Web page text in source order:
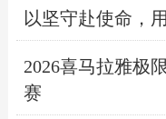
以坚守赴使命，
2026喜马拉雅极
赛